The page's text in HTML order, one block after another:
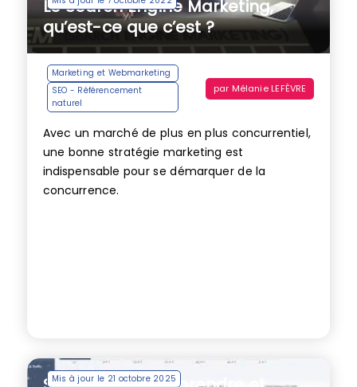
Le Search Engine Marketing,
qu’est-ce que c’est ?
Marketing et Webmarketing
SEO - Référencement
naturel
par Mélanie LEFÈVRE
Avec un marché de plus en plus concurrentiel,
une bonne stratégie marketing est
indispensable pour se démarquer de la
concurrence.
Mis à jour le 21 octobre 2025